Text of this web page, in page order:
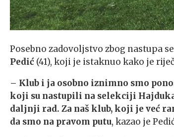
Posebno zadovoljstvo zbog nastupa
Pedić (41), koji je istaknuo kako je
– Klub i ja osobno iznimno smo
koji su nastupili na selekciji
daljnji rad. Za naš klub, koji je već
da smo na pravom putu, kazao je